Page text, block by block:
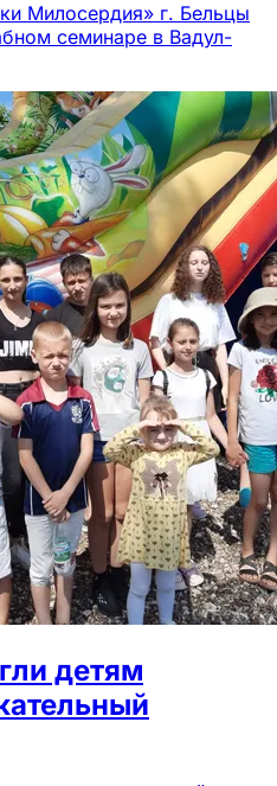
Милосердия» г. Бельцы
семинаре в Вадул-
детям